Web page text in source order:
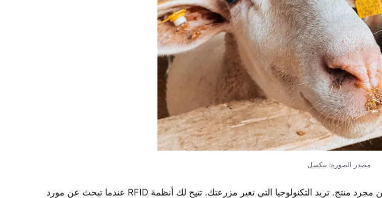
مصدر الصورة: بيكسل
عندما تبحث عن مورد RFID جيد لعلامات الأذن الحيوانية، فأنت بحاجة إلى أكثر من مجرد منتج. تريد التكنولوجيا التي تغير مزرعتك. تتيح لك أنظمة RFID المتقدمة